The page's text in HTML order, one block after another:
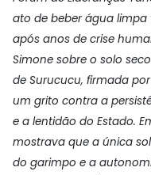
ato de beber água
após anos de crise
Simone sobre o solo
de Surucucu, firmada
um grito contra a
e a lentidão do Estado.
mostrava que a única
do garimpo e a